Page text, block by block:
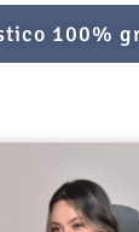
100%